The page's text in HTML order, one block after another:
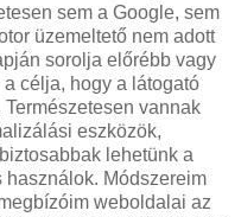
sem a Google, sem
üzemeltető nem adott
sorolja előrébb vagy
célja, hogy a látogató
vannak
eszközök,
lehetünk a
használok. Módszereim
weboldalai az